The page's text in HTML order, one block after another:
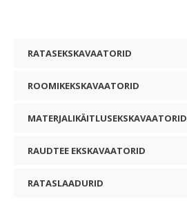
RATASEKSKAVAATORID
ROOMIKEKSKAVAATORID
MATERJALIKÄITLUSEKSKAVAATORID
RAUDTEE EKSKAVAATORID
RATASLAADURID